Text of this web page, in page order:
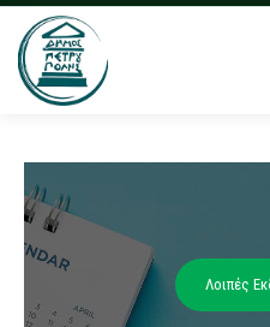
Λοιπές